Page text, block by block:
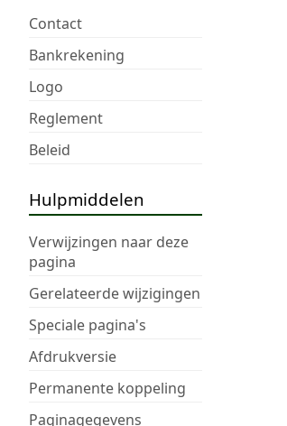
Contact
Bankrekening
Logo
Reglement
Beleid
Hulpmiddelen
Verwijzingen naar deze
pagina
Gerelateerde wijzigingen
Speciale pagina's
Afdrukversie
Permanente koppeling
Paginagegevens